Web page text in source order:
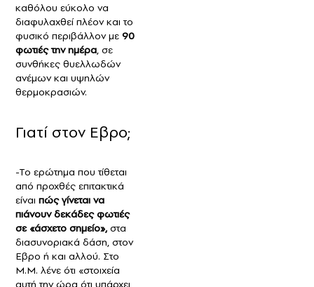
καθόλου εύκολο να
διαφυλαχθεί πλέον και το
φυσικό περιβάλλον με 90
φωτιές την ημέρα, σε
συνθήκες θυελλωδών
ανέμων και υψηλών
θερμοκρασιών.
Γιατί στον Εβρο;
-Το ερώτημα που τίθεται
από προχθές επιτακτικά
είναι πώς γίνεται να
πιάνουν δεκάδες φωτιές
σε «άσχετο σημείο»,στα
διασυνοριακά δάση, στον
Εβρο ή και αλλού. Στο
Μ.Μ. λένε ότι «στοιχεία
αυτή την ώρα ότι υπάρχει